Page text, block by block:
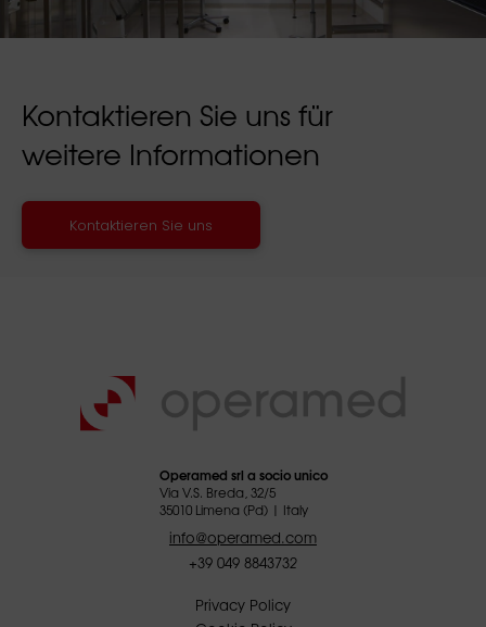
Kontaktieren Sie uns für
weitere Informationen
Kontaktieren Sie uns
Operamed srl a socio unico
Via V.S. Breda, 32/5
35010 Limena (Pd) | Italy
info@operamed.com
+39 049 8843732
Privacy Policy